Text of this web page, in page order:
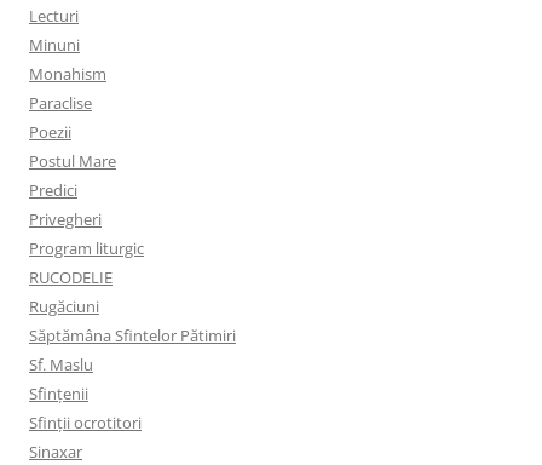
Lecturi
Minuni
Monahism
Paraclise
Poezii
Postul Mare
Predici
Privegheri
Program liturgic
RUCODELIE
Rugăciuni
Săptămâna Sfintelor Pătimiri
Sf. Maslu
Sfințenii
Sfinții ocrotitori
Sinaxar